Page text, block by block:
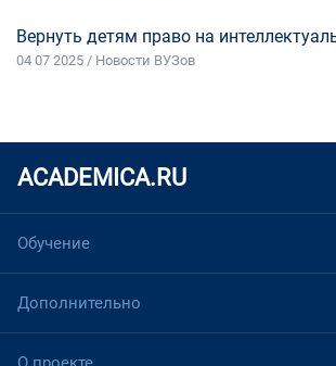
Вернуть детям право на
04 07 2025 / Новости ВУЗов
ACADEMICA.RU
Обучение
Дополнительно